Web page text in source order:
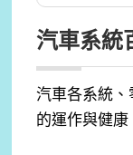
汽車系統
汽車各系統
的運作與健康